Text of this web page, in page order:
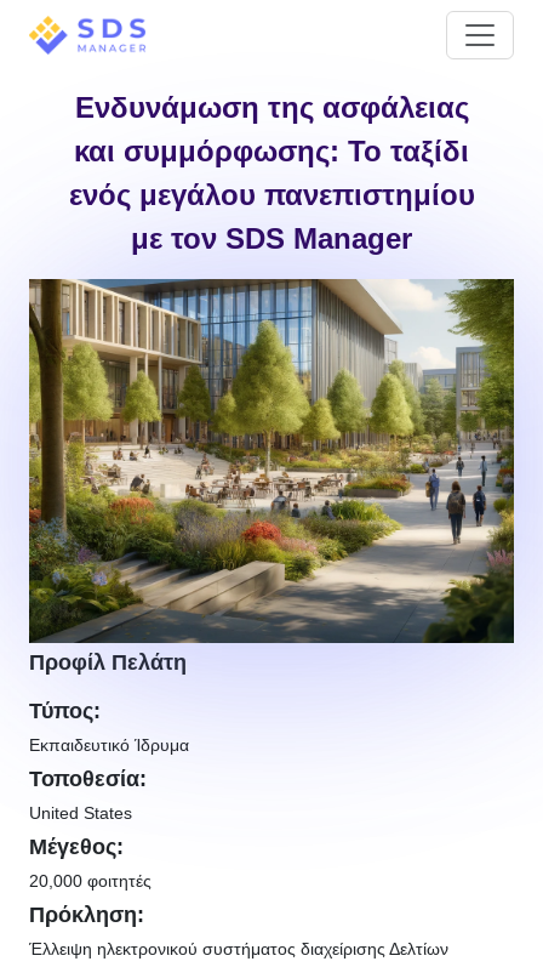
Ενδυνάμωση της ασφάλειας
και συμμόρφωσης: Το ταξίδι
ενός μεγάλου πανεπιστημίου
με τον SDS Manager
Προφίλ Πελάτη
Τύπος:
Εκπαιδευτικό Ίδρυμα
Τοποθεσία:
United States
Μέγεθος:
20,000 φοιτητές
Πρόκληση:
Έλλειψη ηλεκτρονικού συστήματος διαχείρισης Δελτίων